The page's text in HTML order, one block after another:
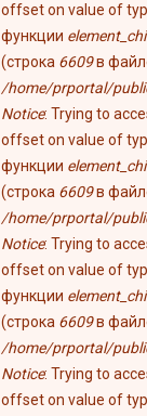
offset on value of
функции
(строка 6609в
/home/prportal/
Notice: Trying to
offset on value of
функции
(строка 6609в
/home/prportal/
Notice: Trying to
offset on value of
функции
(строка 6609в
/home/prportal/
Notice: Trying to
offset on value of